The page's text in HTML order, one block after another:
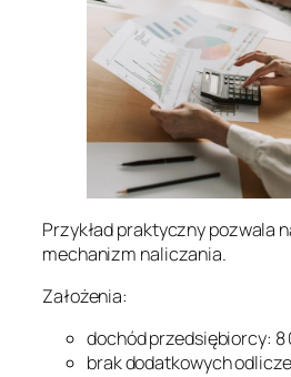
Przykład praktyczny pozwala
mechanizm naliczania.
Założenia:
dochód przedsiębiorcy: 8
brak dodatkowych